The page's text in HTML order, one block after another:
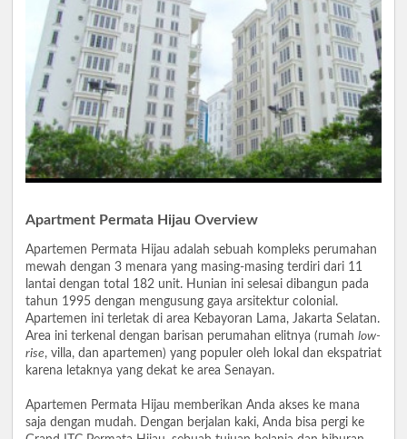
Apartment Permata Hijau Overview
Apartemen Permata Hijau adalah sebuah kompleks perumahan
mewah dengan 3 menara yang masing-masing terdiri dari 11
lantai dengan total 182 unit. Hunian ini selesai dibangun pada
tahun 1995 dengan mengusung gaya arsitektur colonial.
Apartemen ini terletak di area Kebayoran Lama, Jakarta Selatan.
Area ini terkenal dengan barisan perumahan elitnya (rumah low-
rise, villa, dan apartemen) yang populer oleh lokal dan ekspatriat
karena letaknya yang dekat ke area Senayan.
Apartemen Permata Hijau memberikan Anda akses ke mana
saja dengan mudah. Dengan berjalan kaki, Anda bisa pergi ke